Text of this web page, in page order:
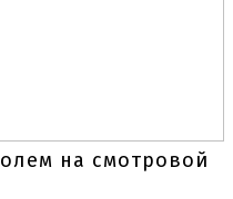
на смотровой